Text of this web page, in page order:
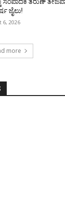
ಜೈಲು!
6, 2026
more